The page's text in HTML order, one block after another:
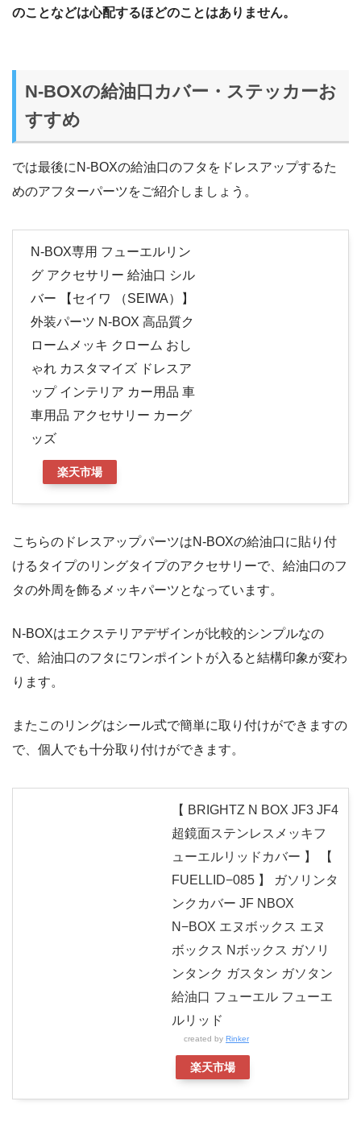
のことなどは心配するほどのことはありません。
N-BOXの給油口カバー・ステッカーお
すすめ
では最後にN-BOXの給油口のフタをドレスアップするた
めのアフターパーツをご紹介しましょう。
N-BOX専用 フューエルリン
グ アクセサリー 給油口 シル
バー 【セイワ （SEIWA）】
外装パーツ N-BOX 高品質ク
ロームメッキ クローム おし
ゃれ カスタマイズ ドレスア
ップ インテリア カー用品 車
車用品 アクセサリー カーグ
ッズ
楽天市場
こちらのドレスアップパーツはN-BOXの給油口に貼り付
けるタイプのリングタイプのアクセサリーで、給油口のフ
タの外周を飾るメッキパーツとなっています。
N-BOXはエクステリアデザインが比較的シンプルなの
で、給油口のフタにワンポイントが入ると結構印象が変わ
ります。
またこのリングはシール式で簡単に取り付けができますの
で、個人でも十分取り付けができます。
【 BRIGHTZ N BOX JF3 JF4
超鏡面ステンレスメッキフ
ューエルリッドカバー 】 【
FUELLID−085 】 ガソリンタ
ンクカバー JF NBOX
N−BOX エヌボックス エヌ
ボックス Nボックス ガソリ
ンタンク ガスタン ガソタン
給油口 フューエル フューエ
ルリッド
created by Rinker
楽天市場